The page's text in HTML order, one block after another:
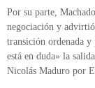
Por su parte,
negociación y
transición ordenada
está en duda» la
Nicolás Maduro por